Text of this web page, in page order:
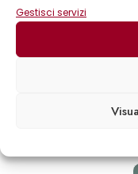
Gestisci servizi
Ho preso visione